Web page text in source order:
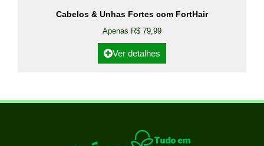
Cabelos & Unhas Fortes com FortHair
Apenas R$ 79,99
Ver detalhes